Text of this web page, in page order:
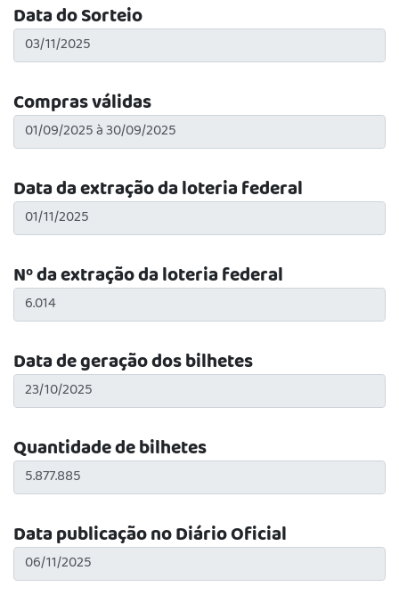
Data do Sorteio
Compras válidas
Data da extração da loteria federal
Nº da extração da loteria federal
Data de geração dos bilhetes
Quantidade de bilhetes
Data publicação no Diário Oficial